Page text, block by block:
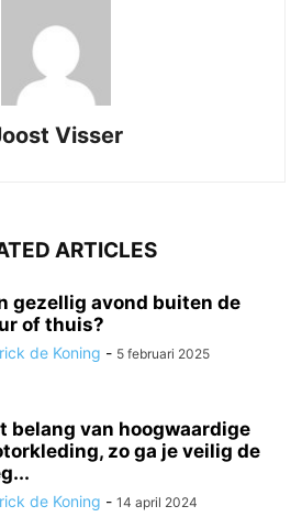
Visser
ARTICLES
gezellig avond buiten de
of thuis?
de Koning - 5 februari 2025
belang van hoogwaardige
zo ga je veilig de
de Koning - 14 april 2024